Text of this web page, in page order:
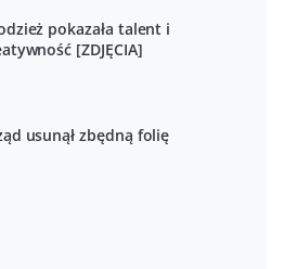
pokazała talent i
[ZDJĘCIA]
usunął zbędną folię